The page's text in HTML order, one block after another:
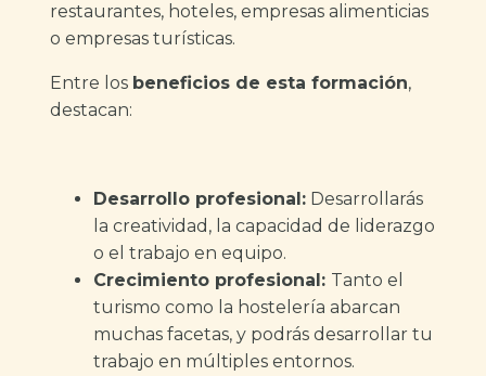
restaurantes, hoteles, empresas alimenticias
o empresas turísticas.
Entre los beneficios de esta formación,
destacan:
Desarrollo profesional: Desarrollarás
la creatividad, la capacidad de liderazgo
o el trabajo en equipo.
Crecimiento profesional: Tanto el
turismo como la hostelería abarcan
muchas facetas, y podrás desarrollar tu
trabajo en múltiples entornos.